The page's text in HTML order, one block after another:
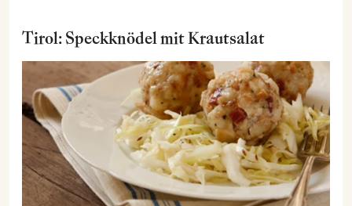
Tirol: Speckknödel mit Krautsalat